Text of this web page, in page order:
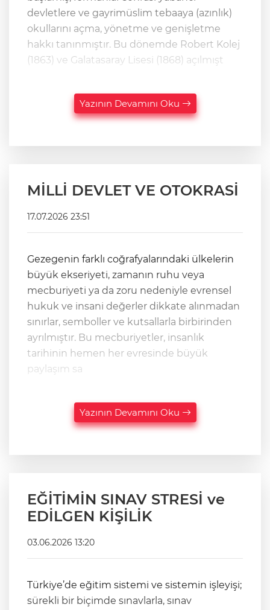
devletlere ve gayrimüslim tebaaya (azınlık)
okullarını açma, yönetme ve genişletme
hakkı tanınmıştır. Bu dönemde Robert Kolej
(1863) ve Galatasaray Lisesi (1868) açılmışt
Yazının Devamını Oku
MİLLİ DEVLET VE OTOKRASİ
17.07.2026 23:51
Gezegenin farklı coğrafyalarındaki ülkelerin
büyük ekseriyeti, zamanın ruhu veya
mecburiyeti ya da zoru nedeniyle evrensel
hukuk ve insani değerler dikkate alınmadan
sınırlar, semboller ve kutsallarla birbirinden
ayrılmıştır. Bu mecburiyetler, insanlık
tarihinin hemen her evresinde büyük
paylaşım sa
Yazının Devamını Oku
EĞİTİMİN SINAV STRESİ ve
EDİLGEN KİŞİLİK
03.06.2026 13:20
Türkiye’de eğitim sistemi ve sistemin işleyişi;
sürekli bir biçimde sınavlarla, sınav